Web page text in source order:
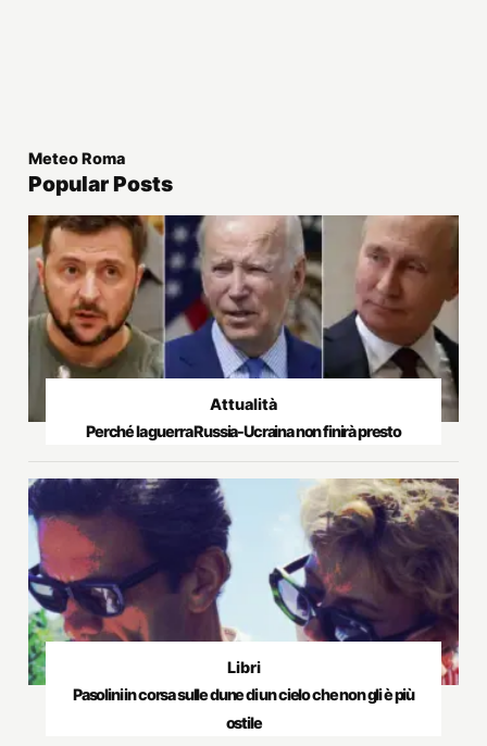
Meteo Roma
Popular Posts
Attualità
Perché la guerra Russia-Ucraina non finirà presto
Libri
Pasolini in corsa sulle dune di un cielo che non gli è più
ostile